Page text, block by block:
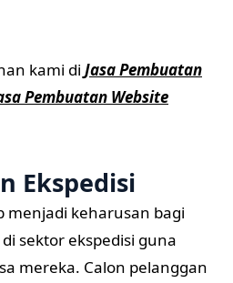
kami di Jasa Pembuatan
Pembuatan Website
Ekspedisi
menjadi keharusan bagi
sektor ekspedisi guna
mereka. Calon pelanggan